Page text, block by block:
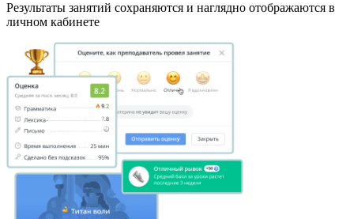
Результаты занятий сохраняются и наглядно отображаются в
личном кабинете